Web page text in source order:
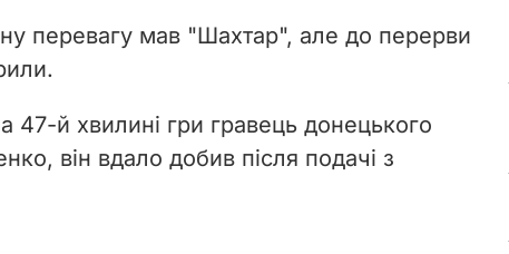
i
d
e
перевагу мав "Шахтар", але до перерви
й хвилині гри гравець донецького
він вдало добив після подачі з